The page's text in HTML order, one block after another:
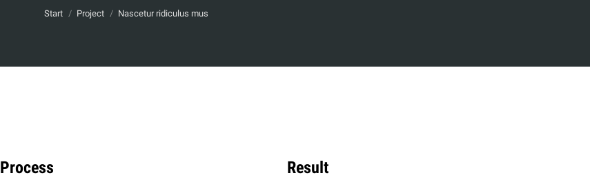
Sie befinden sich hier:
Start Project Nascetur ridiculus mus
Process Result